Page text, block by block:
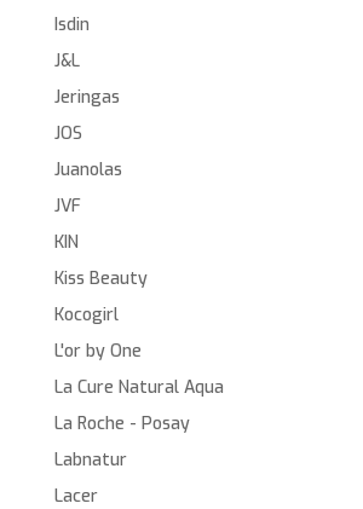
Isdin
J&L
Jeringas
JOS
Juanolas
JVF
KIN
Kiss Beauty
Kocogirl
L'or by One
La Cure Natural Aqua
La Roche - Posay
Labnatur
Lacer